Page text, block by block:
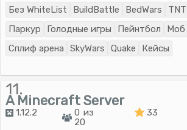
Без WhiteList
BuildBattle BedWars
Паркур
Голодные игры Пейнтбол
Моб
Сплиф арена
SkyWars Quake Кейсы
11.
A Minecraft Server
1.12.2
0 из
20
33